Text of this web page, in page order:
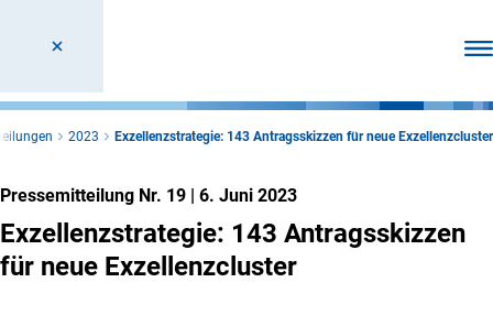
2023 Exzellenzstrategie: 143 Antragsskizzen für neue Exzellenzcluster
Pressemitteilung Nr. 19 | 6. Juni 2023
Exzellenzstrategie: 143 Antragsskizzen
für neue Exzellenzcluster